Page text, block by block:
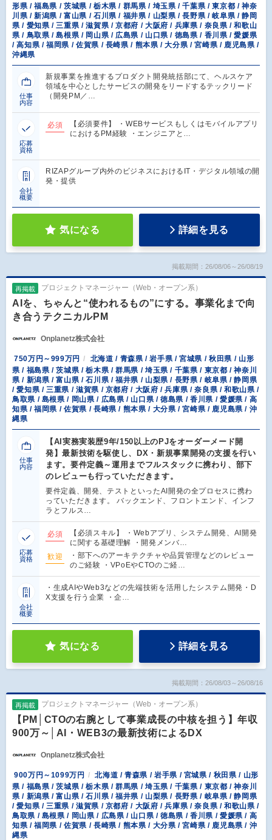
形県 / 福島県 / 茨城県 / 栃木県 / 群馬県 / 埼玉県 / 千葉県 / 東京都 / 神奈
川県 / 新潟県 / 富山県 / 石川県 / 福井県 / 山梨県 / 長野県 / 岐阜県 / 静岡
県 / 愛知県 / 三重県 / 滋賀県 / 京都府 / 大阪府 / 兵庫県 / 奈良県 / 和歌山
県 / 鳥取県 / 島根県 / 岡山県 / 広島県 / 山口県 / 徳島県 / 香川県 / 愛媛県
/ 高知県 / 福岡県 / 佐賀県 / 長崎県 / 熊本県 / 大分県 / 宮崎県 / 鹿児島県 /
沖縄県
仕事
内容
新規事業を推進するプロダクト開発統括部にて、ヘルスケア
領域を中心としたサービスの開発をリードするテックリード
（開発PM／…
応募
資格
必須
【必須要件】 ・WEBサービスもしくはモバイルアプリ
におけるPM経験 ・エンジニアと…
会社
概要
RIZAPグループ内外のビジネスにおけるIT・デジタル領域の開
発・提供
気になる 詳細を見る
掲載期間：26/08/06～26/08/19
再掲載 プロジェクトマネージャー（Web・オープン系）
AIを、ちゃんと“使われるもの”にする。事業化まで向
き合うテクニカルPM
Onplanetz株式会社
750万円～999万円
北海道 / 青森県 / 岩手県 / 宮城県 / 秋田県 / 山形
県 / 福島県 / 茨城県 / 栃木県 / 群馬県 / 埼玉県 / 千葉県 / 東京都 / 神奈川
県 / 新潟県 / 富山県 / 石川県 / 福井県 / 山梨県 / 長野県 / 岐阜県 / 静岡県
/ 愛知県 / 三重県 / 滋賀県 / 京都府 / 大阪府 / 兵庫県 / 奈良県 / 和歌山県 /
鳥取県 / 島根県 / 岡山県 / 広島県 / 山口県 / 徳島県 / 香川県 / 愛媛県 / 高
知県 / 福岡県 / 佐賀県 / 長崎県 / 熊本県 / 大分県 / 宮崎県 / 鹿児島県 / 沖
縄県
仕事
内容
【AI実務実装歴9年/150以上のPJをオーダーメード開
発】最新技術を駆使し、DX・新規事業開発の支援を行い
ます。要件定義～運用までフルスタックに携わり、部下
のレビューも行っていただきます。
要件定義、開発、テストといったAI開発の全プロセスに携わ
っていただきます。 バックエンド、フロントエンド、インフ
ラとフルス…
応募
資格
必須
【必須スキル】 ・Webアプリ、システム開発、AI開発
に関する基礎理解 ・開発メンバ…
歓迎
・部下へのアーキテクチャや品質管理などのレビュー
のご経験 ・VPoEやCTOのご経…
会社
概要
・生成AIやWeb3などの先端技術を活用したシステム開発・D
X支援を行う企業 ・企…
気になる 詳細を見る
掲載期間：26/08/03～26/08/16
再掲載 プロジェクトマネージャー（Web・オープン系）
【PM│CTOの右腕として事業成長の中核を担う】年収
900万～│AI・WEB3の最新技術によるDX
Onplanetz株式会社
900万円～1099万円
北海道 / 青森県 / 岩手県 / 宮城県 / 秋田県 / 山形
県 / 福島県 / 茨城県 / 栃木県 / 群馬県 / 埼玉県 / 千葉県 / 東京都 / 神奈川
県 / 新潟県 / 富山県 / 石川県 / 福井県 / 山梨県 / 長野県 / 岐阜県 / 静岡県
/ 愛知県 / 三重県 / 滋賀県 / 京都府 / 大阪府 / 兵庫県 / 奈良県 / 和歌山県 /
鳥取県 / 島根県 / 岡山県 / 広島県 / 山口県 / 徳島県 / 香川県 / 愛媛県 / 高
知県 / 福岡県 / 佐賀県 / 長崎県 / 熊本県 / 大分県 / 宮崎県 / 鹿児島県 / 沖
縄県